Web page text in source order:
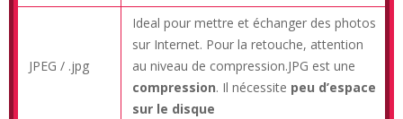
JPEG / .jpg
Ideal pour mettre et échanger des photos
sur Internet. Pour la retouche, attention
au niveau de compression.JPG est une
compression. Il nécessite peu d’espace
sur le disque